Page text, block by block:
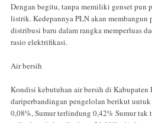
Dengan begitu, tanpa memiliki genset pun
listrik. Kedepannya PLN akan membangun
distribusi baru dalam rangka memperluas
rasio elektrifikasi.
Air bersih
Kondisi kebutuhan air bersih di
dariperbandingan pengelolan berikut
0,08%, Sumur terlindung 0,42% Sumur